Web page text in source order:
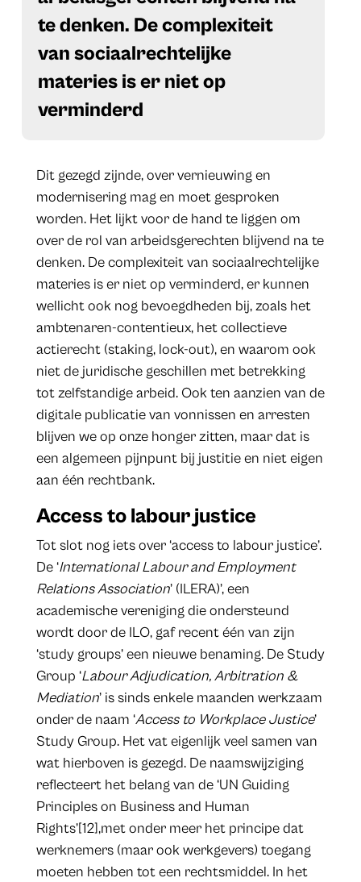
te denken. De complexiteit
van sociaalrechtelijke
materies is er niet op
verminderd
Dit gezegd zijnde, over vernieuwing en
modernisering mag en moet gesproken
worden. Het lijkt voor de hand te liggen om
over de rol van arbeidsgerechten blijvend na te
denken. De complexiteit van sociaalrechtelijke
materies is er niet op verminderd, er kunnen
wellicht ook nog bevoegdheden bij, zoals het
ambtenaren-contentieux, het collectieve
actierecht (staking, lock-out), en waarom ook
niet de juridische geschillen met betrekking
tot zelfstandige arbeid. Ook ten aanzien van de
digitale publicatie van vonnissen en arresten
blijven we op onze honger zitten, maar dat is
een algemeen pijnpunt bij justitie en niet eigen
aan één rechtbank.
Access to labour justice
Tot slot nog iets over ‘access to labour justice’.
De ‘International Labour and Employment
Relations Association’ (ILERA)’, een
academische vereniging die ondersteund
wordt door de ILO, gaf recent één van zijn
‘study groups’ een nieuwe benaming. De Study
Group ‘Labour Adjudication, Arbitration &
Mediation’ is sinds enkele maanden werkzaam
onder de naam ‘Access to Workplace Justice’
Study Group. Het vat eigenlijk veel samen van
wat hierboven is gezegd. De naamswijziging
reflecteert het belang van de ‘UN Guiding
Principles on Business and Human
Rights’[12],met onder meer het principe dat
werknemers (maar ook werkgevers) toegang
moeten hebben tot een rechtsmiddel. In het